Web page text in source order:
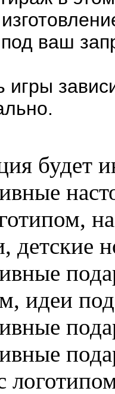
ваш
игры
будет
детские
идеи